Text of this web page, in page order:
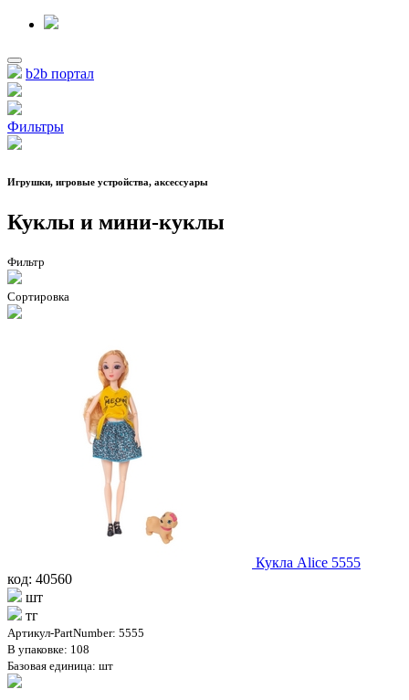
b2b портал
Фильтры
Игрушки, игровые устройства, аксессуары
Куклы и мини-куклы
Фильтр
Сортировка
Кукла Alice 5555
код: 40560
шт
тг
Артикул-PartNumber: 5555
В упаковке: 108
Базовая единица: шт